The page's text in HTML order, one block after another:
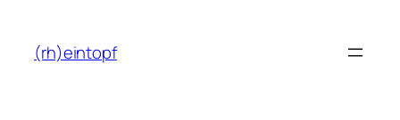
Inhalt
springen
(rh)eintopf